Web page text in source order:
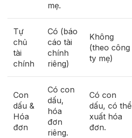
mẹ.
Tự
chủ
tài
chính
Có (báo
cáo tài
chính
riêng)
Không
(theo công
ty mẹ)
Con
dấu &
Hóa
đơn
Có con
dấu,
hóa
đơn
riêng.
Có con
dấu, có thể
xuất hóa
đơn.